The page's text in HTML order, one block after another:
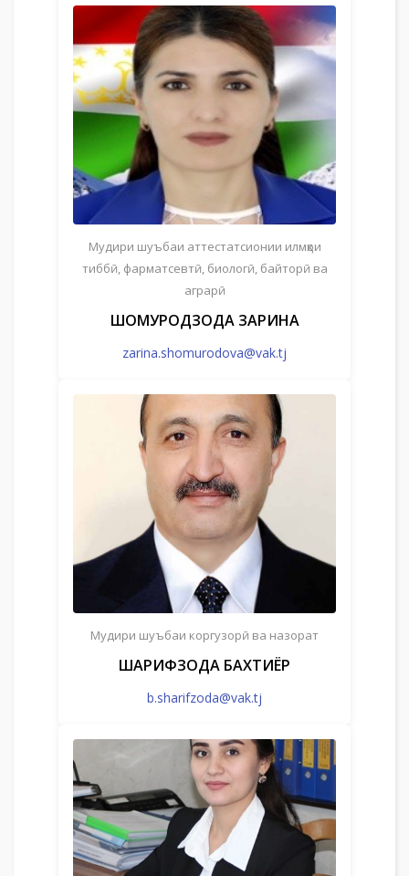
Мудири шуъбаи аттестатсионии илмҳои
тиббӣ, фарматсевтӣ, биологӣ, байторӣ ва
аграрӣ
ШОҲМУРОДЗОДА ЗАРИНА
zarina.shomurodova@vak.tj
Мудири шуъбаи коргузорӣ ва назорат
ШАРИФЗОДА БАХТИЁР
b.sharifzoda@vak.tj